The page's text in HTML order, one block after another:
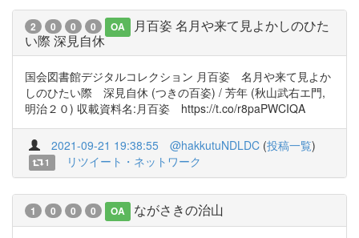
2 0 0 0 OA
月百姿 名月や来て見よかしのひた
い際 深見自休
国会図書館デジタルコレクション 月百姿 名月や来て見よか
しのひたい際 深見自休 (つきの百姿) / 芳年 (秋山武右エ門,
明治２０) 収載資料名:月百姿 https://t.co/r8paPWCIQA
2021-09-21 19:38:55 @hakkutuNDLDC (投稿一覧)
1 リツイート・ネットワーク
1 0 0 0 OA ながさきの治山